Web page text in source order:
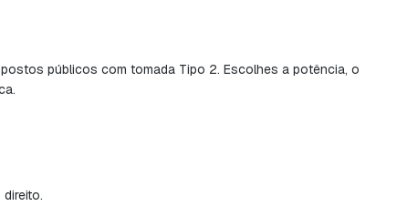
públicos com tomada Tipo 2. Escolhes a potência, o